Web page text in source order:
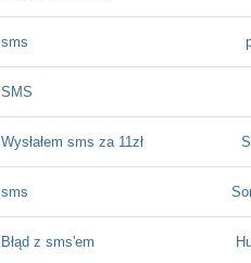
sms
SMS
Wysłałem sms za 11zł
sms
Błąd z sms'em